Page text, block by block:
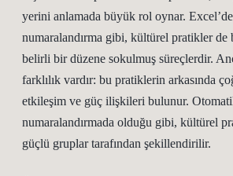
yerini anlamada büyük rol oynar.
numaralandırma gibi, kültürel pratikler de
belirli bir düzene sokulmuş süreçlerdir.
farklılık vardır: bu pratiklerin arkasında
etkileşim ve güç ilişkileri bulunur.
numaralandırmada olduğu gibi, kültürel
güçlü gruplar tarafından şekillendirilir.